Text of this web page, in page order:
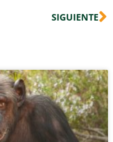
SIGUIENTE